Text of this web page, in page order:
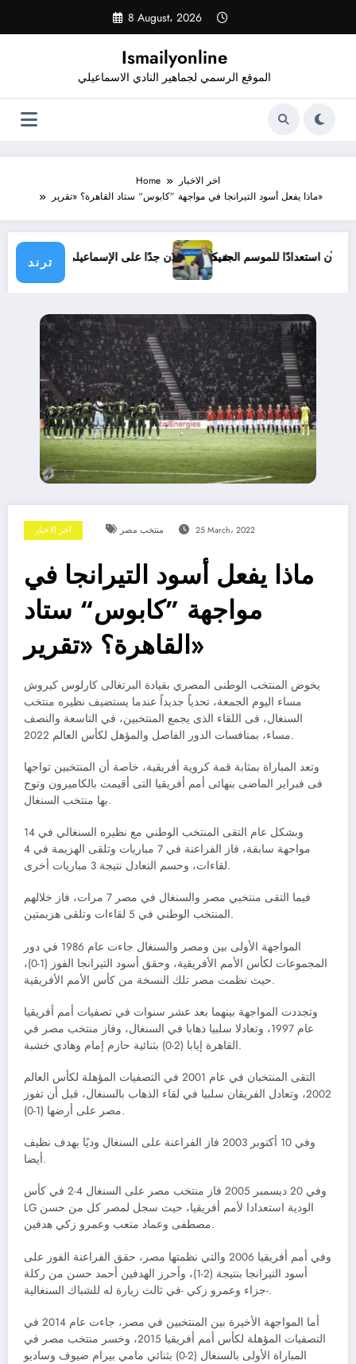
content
8 August، 2026
Ismailyonline
الموقع الرسمي لجماهير النادي الاسماعيلي
Home
اخر الاخبار
ماذا يفعل أسود التيرانجا في مواجهة ”كابوس“ ستاد القاهرة؟ «تقرير»
ترند
شيكابالا: زعلان جدًا على الإسماعيلي..حتى الآن استعدادًا للموسم الجديد
اخر الاخبار منتخب مصر 25 March، 2022
ماذا يفعل أسود التيرانجا في
مواجهة ”كابوس“ ستاد
القاهرة؟ «تقرير»
يخوض المنتخب الوطنى المصري بقيادة البرتغالى كارلوس كيروش
مساء اليوم الجمعة، تحدياً جديداً عندما يستضيف نظيره منتخب
السنغال، فى اللقاء الذى يجمع المنتخبين، في التاسعة والنصف
مساء، بمنافسات الدور الفاصل والمؤهل لكأس العالم 2022.
وتعد المباراة بمثابة قمة كروية أفريقية، خاصة أن المنتخبين تواجها
فى فبراير الماضى بنهائى أمم أفريقيا التى أقيمت بالكاميرون وتوج
بها منتخب السنغال.
وبشكل عام التقى المنتخب الوطني مع نظيره السنغالي في 14
مواجهة سابقة، فاز الفراعنة في 7 مباريات وتلقى الهزيمة في 4
لقاءات، وحسم التعادل نتيجة 3 مباريات أخرى.
فيما التقى منتخبي مصر والسنغال في مصر 7 مرات، فاز خلالهم
المنتخب الوطني في 5 لقاءات وتلقى هزيمتين.
المواجهة الأولى بين ومصر والسنغال جاءت عام 1986 في دور
المجموعات لكأس الأمم الأفريقية، وحقق أسود التيرانجا الفوز (1-0)،
حيث نظمت مصر تلك النسخة من كأس الأمم الأفريقية.
وتجددت المواجهة بينهما بعد عشر سنوات في تصفيات أمم أفريقيا
عام 1997، وتعادلا سلبيا ذهابا في السنغال، وفاز منتخب مصر في
القاهرة إيابا (2-0) بثنائية حازم إمام وهادي خشبة.
التقى المنتخبان في عام 2001 في التصفيات المؤهلة لكأس العالم
2002، وتعادل الفريقان سلبيا في لقاء الذهاب بالسنغال، قبل أن تفوز
مصر على أرضها (1-0).
وفي 10 أكتوبر 2003 فاز الفراعنة على السنغال وديًا بهدف نظيف
أيضا.
وفي 20 ديسمبر 2005 فاز منتخب مصر على السنغال 4-2 في كأس
LG الودية استعدادا لأمم أفريقيا، حيث سجل لمصر كل من حسن
مصطفى وعماد متعب وعمرو زكي هدفين.
وفي أمم أفريقيا 2006 والتي نظمتها مصر، حقق الفراعنة الفوز على
أسود التيرانجا بنتيجة (2-1)، وأحرز الهدفين أحمد حسن من ركلة
جزاء وعمرو زكي -في ثالث زيارة له للشباك السنغالية-.
أما المواجهة الأخيرة بين المنتخبين في مصر، جاءت عام 2014 في
التصفيات المؤهلة لكأس أمم أفريقيا 2015، وخسر منتخب مصر في
المباراة الأولى بالسنغال (2-0) بثنائي مامي بيرام ضيوف وساديو